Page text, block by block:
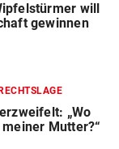
will
gewinnen
„Wo
Mutter?“